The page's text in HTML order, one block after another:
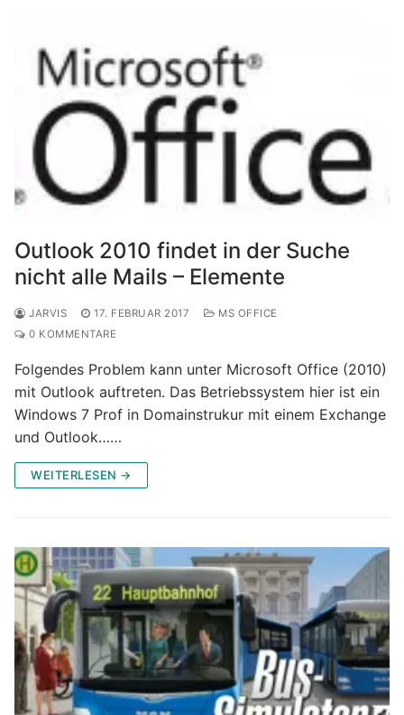
Outlook 2010 findet in der Suche
nicht alle Mails – Elemente
JARVIS 17. FEBRUAR 2017
MS OFFICE
0 KOMMENTARE
Folgendes Problem kann unter Microsoft Office (2010)
mit Outlook auftreten. Das Betriebssystem hier ist ein
Windows 7 Prof in Domainstrukur mit einem Exchange
und Outlook……
WEITERLESEN →